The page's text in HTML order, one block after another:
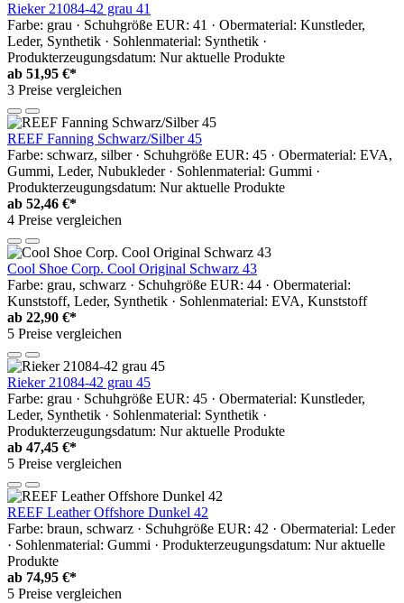
Rieker 21084-42 grau 41
Farbe: grau · Schuhgröße EUR: 41 · Obermaterial: Kunstleder,
Leder, Synthetik · Sohlenmaterial: Synthetik ·
Produkterzeugungsdatum: Nur aktuelle Produkte
ab 51,95 €*
3 Preise vergleichen
REEF Fanning Schwarz/Silber 45
Farbe: schwarz, silber · Schuhgröße EUR: 45 · Obermaterial: EVA,
Gummi, Leder, Nubukleder · Sohlenmaterial: Gummi ·
Produkterzeugungsdatum: Nur aktuelle Produkte
ab 52,46 €*
4 Preise vergleichen
Cool Shoe Corp. Cool Original Schwarz 43
Farbe: grau, schwarz · Schuhgröße EUR: 44 · Obermaterial:
Kunststoff, Leder, Synthetik · Sohlenmaterial: EVA, Kunststoff
ab 22,90 €*
5 Preise vergleichen
Rieker 21084-42 grau 45
Farbe: grau · Schuhgröße EUR: 45 · Obermaterial: Kunstleder,
Leder, Synthetik · Sohlenmaterial: Synthetik ·
Produkterzeugungsdatum: Nur aktuelle Produkte
ab 47,45 €*
5 Preise vergleichen
REEF Leather Offshore Dunkel 42
Farbe: braun, schwarz · Schuhgröße EUR: 42 · Obermaterial: Leder
· Sohlenmaterial: Gummi · Produkterzeugungsdatum: Nur aktuelle
Produkte
ab 74,95 €*
5 Preise vergleichen